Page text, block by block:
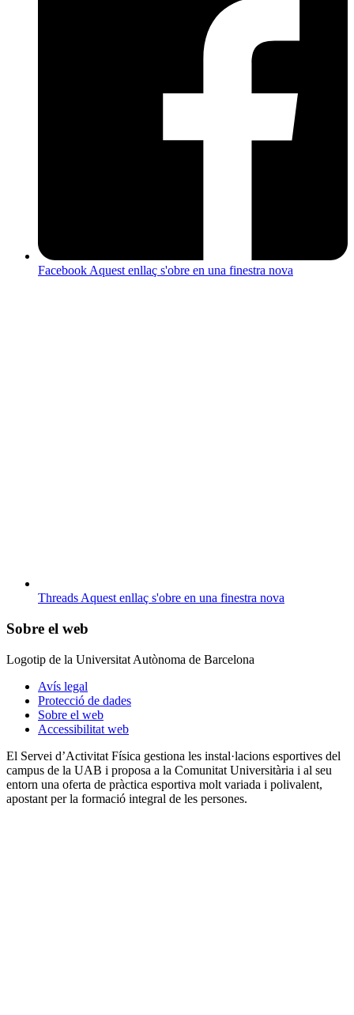
FacebookAquest enllaç s'obre en una finestra nova
ThreadsAquest enllaç s'obre en una finestra nova
Sobre el web
Logotip de la Universitat Autònoma de Barcelona
Avís legal
Protecció de dades
Sobre el web
Accessibilitat web
El Servei d’Activitat Física gestiona les instal·lacions esportives del
campus de la UAB i proposa a la Comunitat Universitària i al seu
entorn una oferta de pràctica esportiva molt variada i polivalent,
apostant per la formació integral de les persones.